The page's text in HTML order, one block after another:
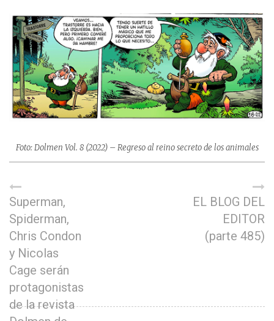
Foto: Dolmen Vol. 8 (2022) – Regreso al reino secreto de los animales
Superman,
Spiderman,
Chris Condon
y Nicolas
Cage serán
protagonistas
de la revista
EL BLOG DEL
EDITOR
(parte 485)